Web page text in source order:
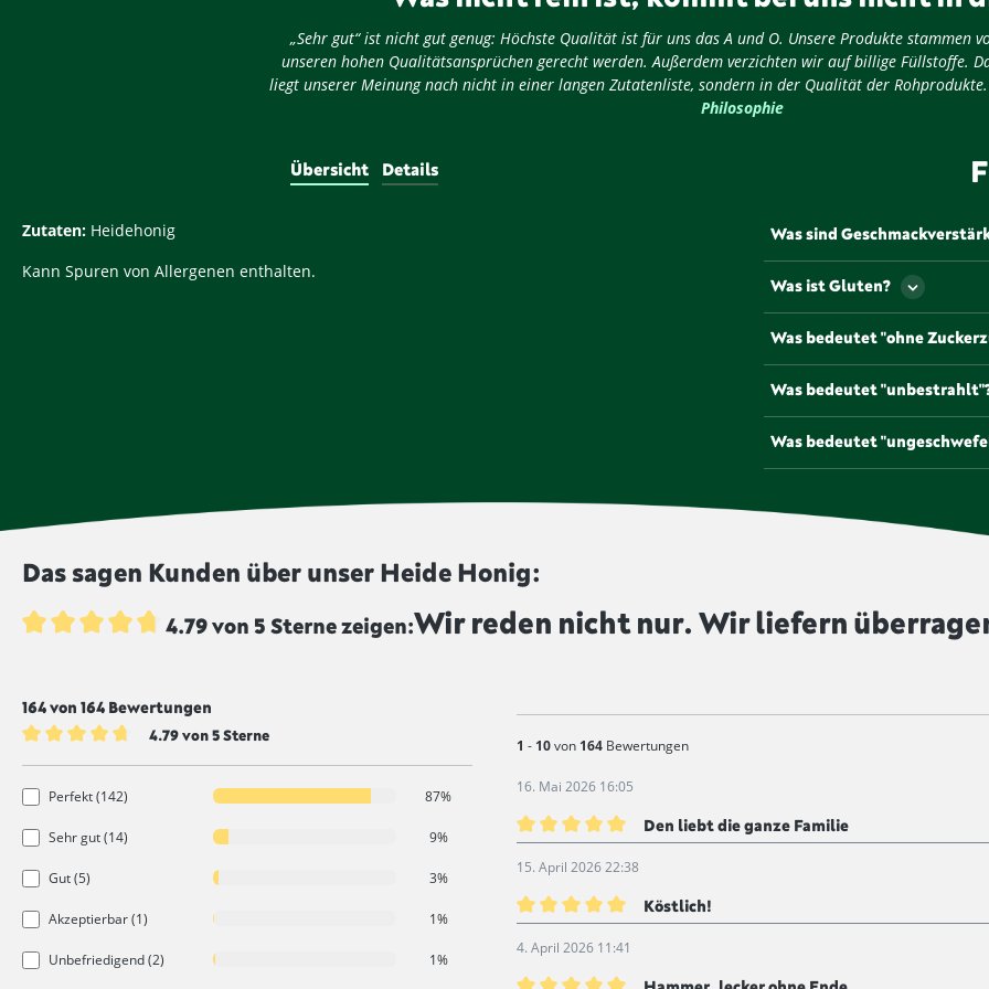
„Sehr gut“ ist nicht gut genug: Höchste Qualität ist für uns das A und O. Unsere Produkte stammen
unseren hohen Qualitätsansprüchen gerecht werden. Außerdem verzichten wir auf billige Füllstoffe.
liegt unserer Meinung nach nicht in einer langen Zutatenliste, sondern in der Qualität der Rohprodukte.
Philosophie
Übersicht Details
Zutaten: Heidehonig
Kann Spuren von Allergenen enthalten.
Was sind
Als Geschmackverstärker
Geschmack und/oder den
werden müssen
gängigsten und
Natriumglutamat, die mit
Was ist Gluten?
Gluten ist ein Eiweiß, dass
Was bedeutet "ohne
Lebensmittel, die mit
Zuckerzusätzen oder
Was bedeutet
Um die Haltbarkeit zu
Gesetz bestrahlt werden.
werden von uns unbestrahlt
Was bedeutet
diesem Symbol
Das sagen Kunden über unser Heide Honig:
4.79 von 5 Sterne zeigen:Wir reden nicht nur. Wir liefern
164 von 164 Bewertungen
4.79 von 5 Sterne
Perfekt (142) 87%
Sehr gut (14) 9%
Gut (5) 3%
Akzeptierbar (1) 1%
Unbefriedigend (2) 1%
1 - 10von 164 Bewertungen
16. Mai 2026 16:05
Bewertung mit 5 von 5 Sternen
Den liebt die ganze Familie
15. April 2026 22:38
Bewertung mit 5 von 5 Sternen
Köstlich!
4. April 2026 11:41